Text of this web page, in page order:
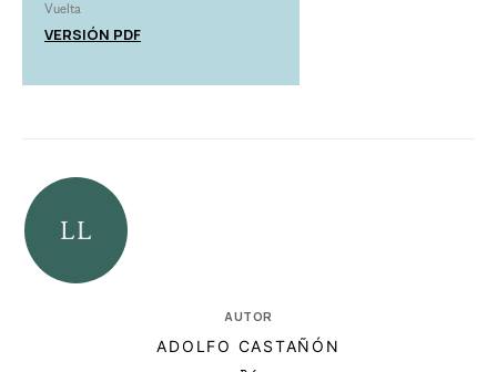
Vuelta
VERSIÓN PDF
AUTOR
ADOLFO CASTAÑÓN